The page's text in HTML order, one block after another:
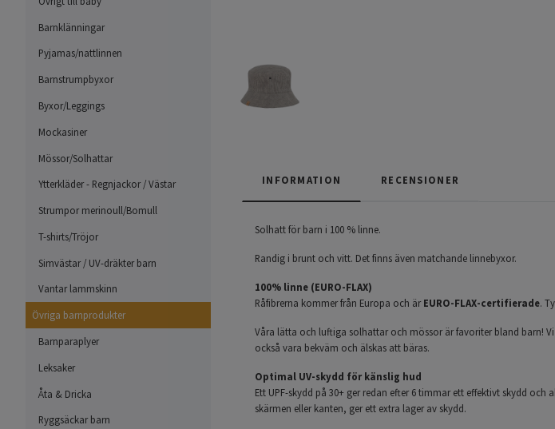
Barnklänningar
Pyjamas/nattlinnen
Barnstrumpbyxor
Byxor/Leggings
Mockasiner
Mössor/Solhattar
Ytterkläder - Regnjackor / Västar
Strumpor merinoull/Bomull
T-shirts/Tröjor
Simvästar / UV-dräkter barn
Vantar lammskinn
Övriga barnprodukter
Barnparaplyer
Leksaker
Åta & Dricka
Ryggsäckar barn
INFORMATION RECENSIONER
Solhatt för barn i 100 % linne.
Randig i brunt och vitt. Det finns även matchande linnebyxor.
100% linne (EURO-FLAX)
Råfibrerna kommer från Europa och ärEURO-FLAX-certifierade.
Våra lätta och luftiga solhattar och mössor är favoriter bland barn!
också vara bekväm och älskas att bäras.
Optimal UV-skydd för känslig hud
Ett UPF-skydd på 30+ ger redan efter 6 timmar ett effektivt skydd
skärmen eller kanten, ger ett extra lager av skydd.